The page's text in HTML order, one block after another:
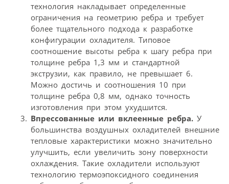
технология накладывает определенные
ограничения на геометрию ребра и требует
более тщательного подхода к разработке
конфигурации охладителя. Типовое
соотношение высоты ребра к шагу ребра при
толщине ребра 1,3 мм и стандартной
экструзии, как правило, не превышает 6.
Можно достичь и соотношения 10 при
толщине ребра 0,8 мм, однако точность
изготовления при этом ухудшится.
Впрессованные или вклеенные ребра. У
большинства воздушных охладителей внешние
тепловые характеристики можно значительно
улучшить, если увеличить зону поверхности
охлаждения. Такие охладители используют
технологию термоэпоксидного соединения